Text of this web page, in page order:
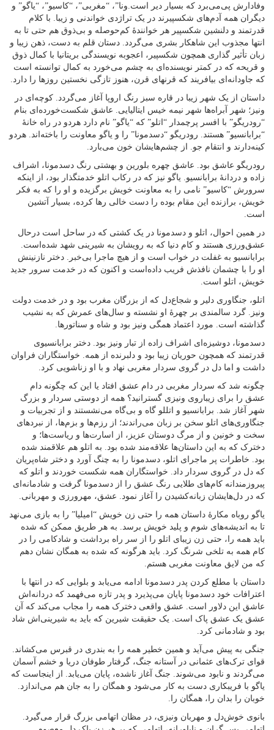
وفادارش پی‌می‌برد که بسیار دیر است.ونا”، “مغربی”، “کاسیو”، “یاگو” و
دیگران همه آدم‌های شکسپیرند در یک تراژدی خواندنی و زیبا. با کلام
قدرتمند و دلنشین شکسپیر هر خوانندهٔ کم‌حوصله و بی‌ذوق هم حتی تا به
انتها مجذوب این شاهکار بشری می‌گردد. دستان قلم به دست، ذهن زیبا و
زبان تأثیر گذاری همچون شکسپیر، اعجوبه نویسندگی بریتانیا با کمال ذوق
و قریحه که در کمتر نویسنده‌ای به چشم می‌خورد به کمال توانسته است
که جاودانه‌ای بیافریند که قرنهای قرن، هنوز تازگی نخستین روزها را دارد.
داستان از یک شهر زیبا در قاره سبز رنگ اروپا آغاز می‌گردد. کوچه‌ای در
ونیز؛ شهر آبراه‌ها شهر نیمه خیس ایتالیایی. عاشق شکست‌خورده‌ای بنام
“رودریگو” با افسر پرچمدار “اتلو” که “یاگو” نام دارد هردو در راه خانهٔ
“برابانسیو” هستند. رودریگو “دسدمونا” را و یاگو معاونت را باخته‌اند. هردو
کینه‌دارند و انتقام جو. از چشم‌هایشان خون می‌بارد.
رودریگو عاشق بود. عاشق چهره بلورین و بهشتی رنگ دسدمونا، اشراف
زاده و دردانهٔ برابانسیو. یاگو نیز که در رکاب اتلو خدمتگذار بود، از اینکه
سرورش “کاسیو” نامی را به معاونت خویش برگزیده و او را که به فکر
خویش، برازنده این مقام بوده را دست خالی رها کرده، بسیار آتشین
است.
در همین احوال، اتلو و دسدمونا در یک کشتی که در ساحل است درحال
عشق‌ورزی هستند و کام دنیا که به رویشان به شیرینی شهد شده‌است.
برابانسیو به غفلت در خواب است و از هیچ ماجرا بی‌خبر. دختر نازنینش
او را با چشمان نافذش فریب داده‌است و اکنون که در خدمت سرور جدید
خویش، اتلو است.
اتلو، جنگاوری دلیر و شجاع‌دل که از بزرگان مغرب بود و در خدمت دولت
ونیز. گرد سالمندی بر چهرهٔ او نشسته و سال‌های عمرش که به نشیب
گذاشته است. مورد اعتماد همگی ونیز بود و شاه و سناتورها.
دسدمونا، دوشیزه‌ای اشراف زاده از تبار ونیز بود. دختر برابانسیو‌ی
قدرتمند که همچون حوریان زیبا بود و دلبرنده از همه. خواستگاران فراوان
داشت و اما دل در گروی سردار مغربی نهاد و با او زناشویی کرد.
چگونه شد که سردار مغربی در دام عشق افتاد یا این که چگونه دام
عشق را برای زیباروی ونیزی گسترانید؟ همه از دوستی سردار و بزرگ
شهر آغاز شد. برابانسیو و اتللو گاه و بی‌گاه می‌نشستند و از تجربیات و
جنگاوری‌های اتلو سخن بر زبان می‌راندند؛ از رزم‌ها و بزم‌ها، از نبردهای
سخت و خونین و از مرگ دوستان عزیز، از اسارت‌ها و ریاست‌ها؛ و
دخترک که به این داستان‌ها علاقه‌مند شده بود. به اتلو هم علاقمند شده
بود. خاطرات پر ماجرای اتلو، دسدمونا را به چنگ آورد و دختر شاه‌پریان
که دل در گروی سردار داد. خواستگاران همه شکست خوردند و اتلو که
پیروزمندانه کام‌های طلایی رنگ عشق را از دسدمونا گرفت و شادمانه‌ای
که در دل‌هایشان زبانه‌کشیدن را آغاز نمود. عشق، مهرورزی و مهربانی.
یاگو روباه مکارهٔ داستان همه را حتی زن خویش “امیلیا” را به بازی می‌نهد
تا به اندیشه‌های شوم و پلید خویش برسد. به هر طریق ممکن که شده
باید همه را، حتی زن زیبای اتلو را از سر راه برداشت و شادکامی را در
کام همه به تلخی شرنگ کرد. باید هرگونه که شده به همگان نشان دهم
که من لایق معاونت مغربی هستم.
داستان با مطلع کردن پدر دسدمونا ادامه می‌یابد و بلوایی که در انتها با
اعترافات خود دسدمونا پایان می‌پذیرد و پدر تازه می‌فهمد که دردانه‌اش
عاشق این دلاور است. عشق واقعی دخترک همه را مجاب می‌کند که آن
عشق یک عشق پاک است. یک حقیقت شیرین که باید به شیرینی‌اش شاد
بود و شادمانی کرد.
جنگی به پیش می‌آید و همین خطیر همه را به بندری در قبرس می‌کشاند.
قوای ترک‌های عثمانی در آستانه جنگ، گرفتار طوفان دریا و خشم آسمان
می‌گردند و نابود می‌شوند. جنگ آغاز ناشده، پایان می‌یابد. از اینجاست که
یاگو با فریبکاری دست به کار می‌شود و همگان را به جان هم می‌اندازد.
خوبان را بدان را، همگان را.
بانوی خوش‌دل و مهربان ونیزی، در مظان اتهامی بزرگ قرار می‌گیرد.